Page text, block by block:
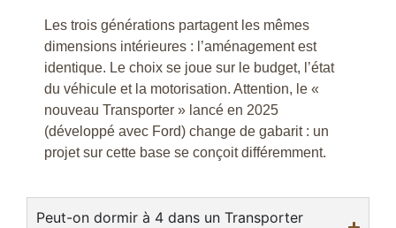
Les trois générations partagent les mêmes
dimensions intérieures : l’aménagement est
identique. Le choix se joue sur le budget, l’état
du véhicule et la motorisation. Attention, le «
nouveau Transporter » lancé en 2025
(développé avec Ford) change de gabarit : un
projet sur cette base se conçoit différemment.
Peut-on dormir à 4 dans un Transporter